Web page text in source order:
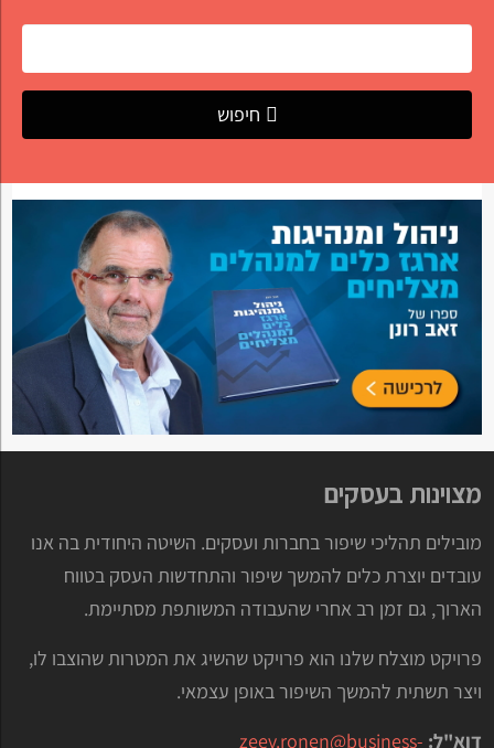
חיפוש
מצוינות בעסקים
מובילים תהליכי שיפור בחברות ועסקים. השיטה היחודית בה אנו
עובדים יוצרת כלים להמשך שיפור והתחדשות העסק בטווח
הארוך, גם זמן רב אחרי שהעבודה המשותפת מסתיימת.
פרויקט מוצלח שלנו הוא פרויקט שהשיג את המטרות שהוצבו לו,
ויצר תשתית להמשך השיפור באופן עצמאי.
דוא"ל: zeev.ronen@business-